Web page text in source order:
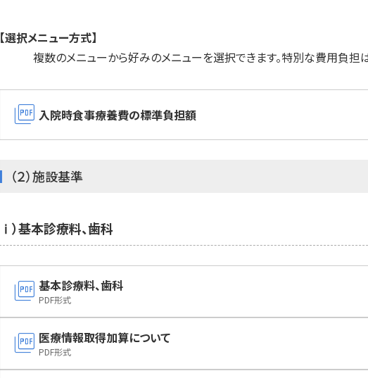
【選択メニュー方式】
複数のメニューから好みのメニューを選択できます。特別な費用負担
picture_as_pdf 入院時食事療養費の標準負担額
（２）施設基準
ⅰ）基本診療料、歯科
picture_as_pdf 基本診療料、歯科
PDF形式
picture_as_pdf 医療情報取得加算について
PDF形式